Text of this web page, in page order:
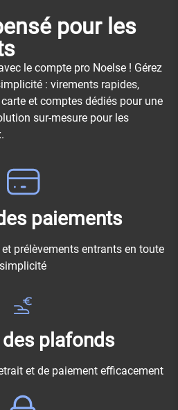
pour les
le compte pro Noelse ! Gérez
: virements rapides,
et comptes dédiés pour une
sur-mesure pour les
paiements
prélèvements entrants en toute
simplicité
plafonds
et de paiement efficacement